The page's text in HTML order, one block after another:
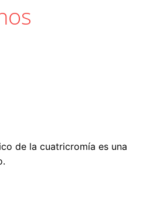
de la cuatricromía es una